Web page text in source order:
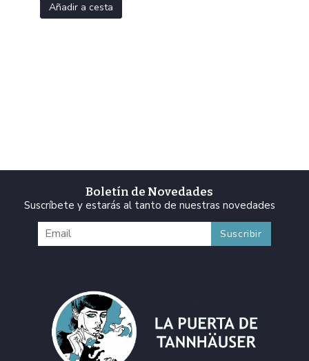
Añadir a cesta
Boletín de Novedades
Suscríbete y estarás al tanto de nuestras novedades